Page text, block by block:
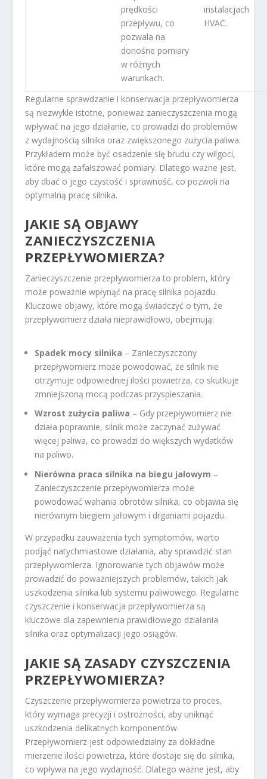
prędkości
przepływu, co
pozwala na
donośne pomiary
w różnych
warunkach.
instalacjach
HVAC.
Regularne sprawdzanie i konserwacja przepływomierza
są niezwykle istotne, ponieważ zanieczyszczenia mogą
wpływać na jego działanie, co prowadzi do problemów
z wydajnością silnika oraz zwiększonego zużycia paliwa.
Przykładem może być osadzenie się brudu czy wilgoci,
które mogą zafałszować pomiary. Dlatego ważne jest,
aby dbać o jego czystość i sprawność, co pozwoli na
optymalną pracę silnika.
JAKIE SĄ OBJAWY
ZANIECZYSZCZENIA
PRZEPŁYWOMIERZA?
Zanieczyszczenie przepływomierza to problem, który
może poważnie wpłynąć na pracę silnika pojazdu.
Kluczowe objawy, które mogą świadczyć o tym, że
przepływomierz działa nieprawidłowo, obejmują:
Spadek mocy silnika – Zanieczyszczony
przepływomierz może powodować, że silnik nie
otrzymuje odpowiedniej ilości powietrza, co skutkuje
zmniejszoną mocą podczas przyspieszania.
Wzrost zużycia paliwa – Gdy przepływomierz nie
działa poprawnie, silnik może zaczynać zużywać
więcej paliwa, co prowadzi do większych wydatków
na paliwo.
Nierówna praca silnika na biegu jałowym –
Zanieczyszczenie przepływomierza może
powodować wahania obrotów silnika, co objawia się
nierównym biegiem jałowym i drganiami pojazdu.
W przypadku zauważenia tych symptomów, warto
podjąć natychmiastowe działania, aby sprawdzić stan
przepływomierza. Ignorowanie tych objawów może
prowadzić do poważniejszych problemów, takich jak
uszkodzenia silnika lub systemu paliwowego. Regularne
czyszczenie i konserwacja przepływomierza są
kluczowe dla zapewnienia prawidłowego działania
silnika oraz optymalizacji jego osiągów.
JAKIE SĄ ZASADY CZYSZCZENIA
PRZEPŁYWOMIERZA?
Czyszczenie przepływomierza powietrza to proces,
który wymaga precyzji i ostrożności, aby uniknąć
uszkodzenia delikatnych komponentów.
Przepływomierz jest odpowiedzialny za dokładne
mierzenie ilości powietrza, które dostaje się do silnika,
co wpływa na jego wydajność. Dlatego ważne jest, aby